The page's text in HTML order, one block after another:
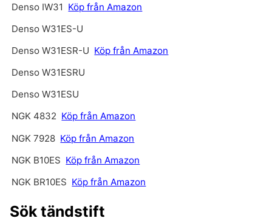
Denso IW31 Köp från Amazon
Denso W31ES-U
Denso W31ESR-U Köp från Amazon
Denso W31ESRU
Denso W31ESU
NGK 4832 Köp från Amazon
NGK 7928 Köp från Amazon
NGK B10ES Köp från Amazon
NGK BR10ES Köp från Amazon
Sök tändstift